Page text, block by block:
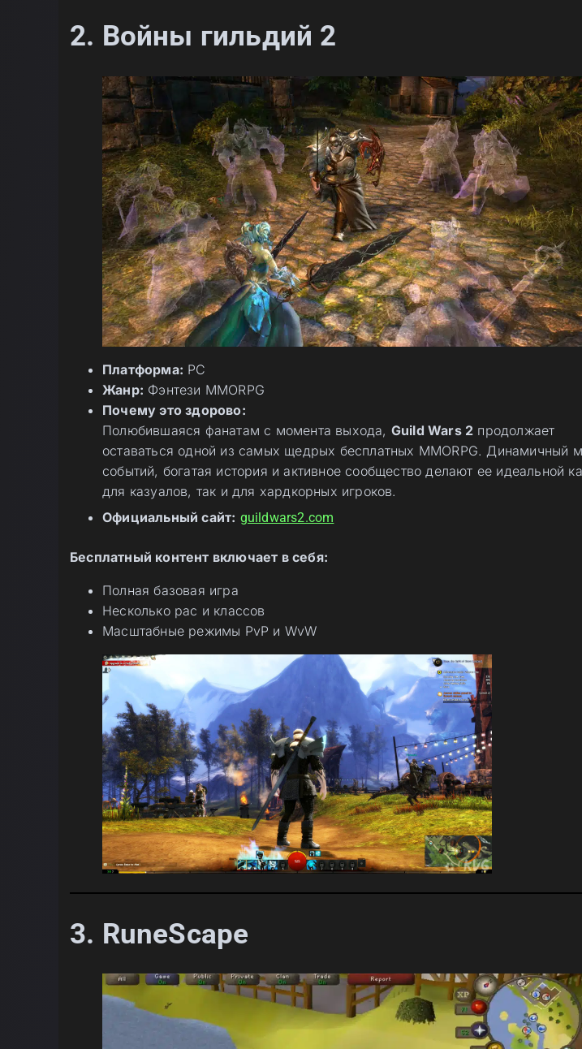
2. Войны гильдий 2
Платформа: PC
Жанр: Фэнтези MMORPG
Почему это здорово:
Полюбившаяся фанатам с момента выхода, Guild Wars 2 продолжает
оставаться одной из самых щедрых бесплатных MMORPG. Динамичный
событий, богатая история и активное сообщество делают ее идеальной
для казуалов, так и для хардкорных игроков.
Официальный сайт: guildwars2.com
Бесплатный контент включает в себя:
Полная базовая игра
Несколько рас и классов
Масштабные режимы PvP и WvW
3. RuneScape